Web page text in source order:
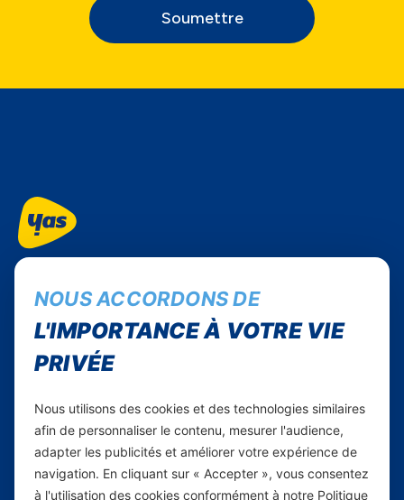
Soumettre
Instagram
Facebook
Twitter
Yas Sénégal
Carrières
NOUS ACCORDONS DE
L'IMPORTANCE À VOTRE VIE
PRIVÉE
Nous utilisons des cookies et des technologies similaires
afin de personnaliser le contenu, mesurer l'audience,
adapter les publicités et améliorer votre expérience de
navigation. En cliquant sur « Accepter », vous consentez
à l'utilisation des cookies conformément à notre Politique